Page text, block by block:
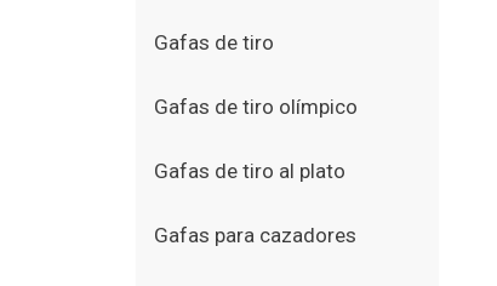
Gafas de tiro
Gafas de tiro olímpico
Gafas de tiro al plato
Gafas para cazadores